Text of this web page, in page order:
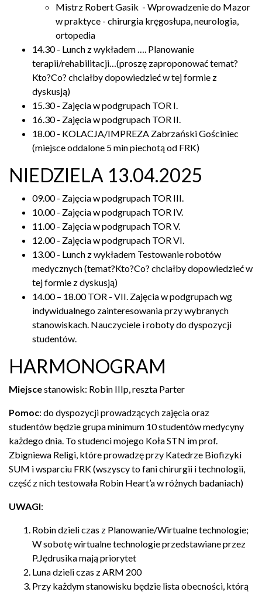
Mistrz Robert Gasik - Wprowadzenie do Mazor
w praktyce - chirurgia kręgosłupa, neurologia,
ortopedia
14.30 - Lunch z wykładem …. Planowanie
terapii/rehabilitacji…(proszę zaproponować temat?
Kto?Co? chciałby dopowiedzieć w tej formie z
dyskusją)
15.30 - Zajęcia w podgrupach TOR I.
16.30 - Zajęcia w podgrupach TOR II.
18.00 - KOLACJA/IMPREZA Zabrzański Gościniec
(miejsce oddalone 5 min piechotą od FRK)
NIEDZIELA 13.04.2025
09.00 - Zajęcia w podgrupach TOR III.
10.00 - Zajęcia w podgrupach TOR IV.
11.00 - Zajęcia w podgrupach TOR V.
12.00 - Zajęcia w podgrupach TOR VI.
13.00 - Lunch z wykładem Testowanie robotów
medycznych (temat?Kto?Co? chciałby dopowiedzieć w
tej formie z dyskusją)
14.00 – 18.00 TOR - VII. Zajęcia w podgrupach wg
indywidualnego zainteresowania przy wybranych
stanowiskach. Nauczyciele i roboty do dyspozycji
studentów.
HARMONOGRAM
Miejscestanowisk: Robin IIIp, reszta Parter
Pomoc: do dyspozycji prowadzących zajęcia oraz
studentów będzie grupa minimum 10 studentów medycyny
każdego dnia. To studenci mojego Koła STN im prof.
Zbigniewa Religi, które prowadzę przy Katedrze Biofizyki
SUM i wsparciu FRK (wszyscy to fani chirurgii i technologii,
część z nich testowała Robin Heart’a w różnych badaniach)
UWAGI:
Robin dzieli czas z Planowanie/Wirtualne technologie;
W sobotę wirtualne technologie przedstawiane przez
P.Jędrusika mają priorytet
Luna dzieli czas z ARM 200
Przy każdym stanowisku będzie lista obecności, którą